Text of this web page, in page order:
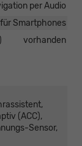
per Audio
Smartphones
vorhanden
(ACC),
Sensor,